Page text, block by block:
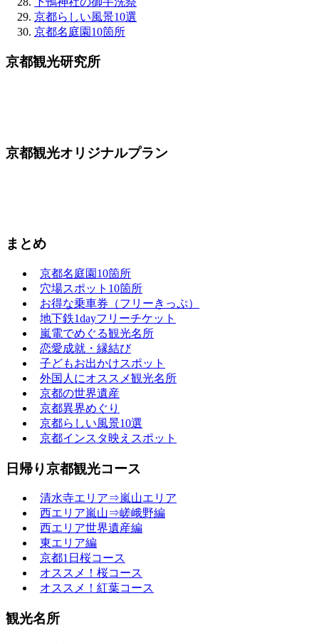
京都らしい風景10選
京都名庭園10箇所
京都観光研究所
京都観光オリジナルプラン
まとめ
京都名庭園10箇所
穴場スポット10箇所
お得な乗車券（フリーきっぷ）
地下鉄1dayフリーチケット
嵐電でめぐる観光名所
恋愛成就・縁結び
子どもお出かけスポット
外国人にオススメ観光名所
京都の世界遺産
京都異界めぐり
京都らしい風景10選
京都インスタ映えスポット
日帰り京都観光コース
清水寺エリア⇒嵐山エリア
西エリア嵐山⇒嵯峨野編
西エリア世界遺産編
東エリア編
京都1日桜コース
オススメ！桜コース
オススメ！紅葉コース
観光名所